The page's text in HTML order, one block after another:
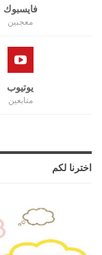
فايسبوك
معجبين
يوتيوب
متابعين
اخترنا لكم